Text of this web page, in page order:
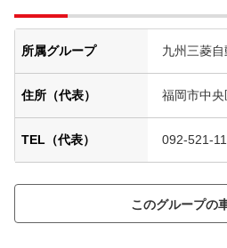
所属グループ 九州三菱
住所（代表） 福岡市中央
TEL（代表） 092-521-
このグループの